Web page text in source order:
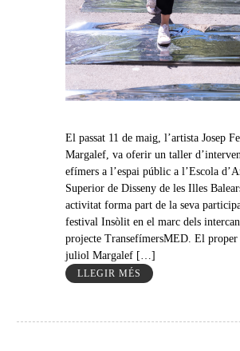
El passat 11 de maig, l’artista Josep
Margalef, va oferir un taller
efímers a l’espai públic a l’Escola
Superior de Disseny de les Illes
activitat forma part de la seva
festival Insòlit en el marc dels
projecte TransefímersMED. El proper
juliol Margalef […]
LLEGIR MÉS